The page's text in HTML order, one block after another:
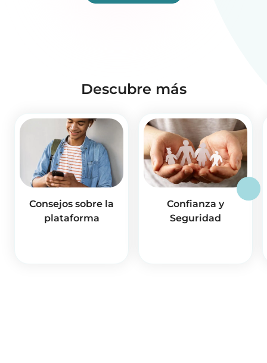
Descubre más
Consejos sobre la
plataforma
Confianza y
Seguridad